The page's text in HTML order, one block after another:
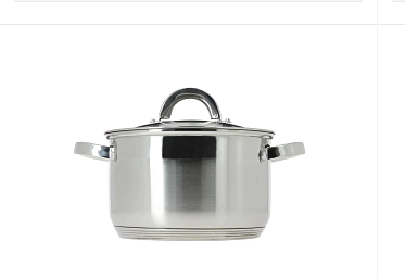
Купить в 1 клик К сравнению
В избранное
В